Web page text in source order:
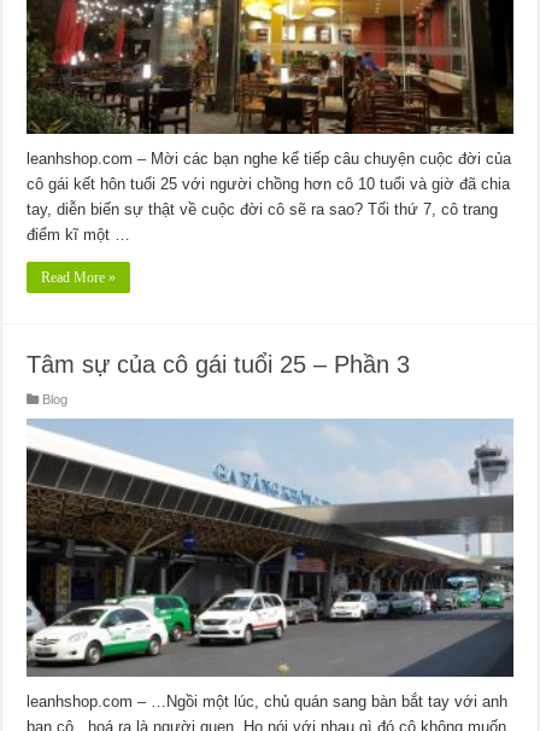
leanhshop.com – Mời các bạn nghe kể tiếp câu chuyện cuộc đời của
cô gái kết hôn tuổi 25 với người chồng hơn cô 10 tuổi và giờ đã chia
tay, diễn biến sự thật về cuộc đời cô sẽ ra sao? Tối thứ 7, cô trang
điểm kĩ một …
Read More »
Tâm sự của cô gái tuổi 25 – Phần 3
Blog
leanhshop.com – …Ngồi một lúc, chủ quán sang bàn bắt tay với anh
bạn cô , hoá ra là người quen. Họ nói với nhau gì đó cô không muốn